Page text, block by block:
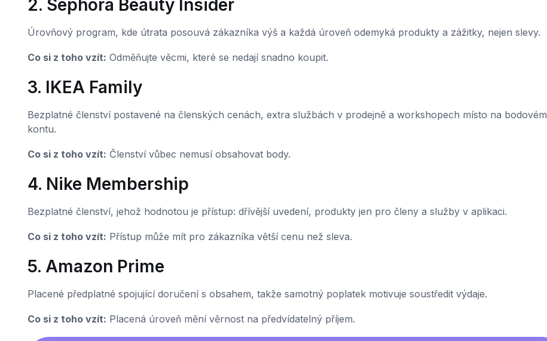
2. Sephora Beauty Insider
Úrovňový program, kde útrata posouvá zákazníka výš a každá úroveň odemyká produkty a zážitky, nejen slevy.
Co si z toho vzít: Odměňujte věcmi, které se nedají snadno koupit.
3. IKEA Family
Bezplatné členství postavené na členských cenách, extra službách v prodejně a workshopech místo na bodovém
kontu.
Co si z toho vzít: Členství vůbec nemusí obsahovat body.
4. Nike Membership
Bezplatné členství, jehož hodnotou je přístup: dřívější uvedení, produkty jen pro členy a služby v aplikaci.
Co si z toho vzít: Přístup může mít pro zákazníka větší cenu než sleva.
5. Amazon Prime
Placené předplatné spojující doručení s obsahem, takže samotný poplatek motivuje soustředit výdaje.
Co si z toho vzít: Placená úroveň mění věrnost na předvídatelný příjem.